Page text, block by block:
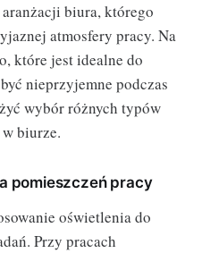
biura, którego
atmosfery pracy. Na
które jest idealne do
nieprzyjemne podczas
wybór różnych typów
biurze.
pomieszczeń pracy
oświetlenia do
Przy pracach